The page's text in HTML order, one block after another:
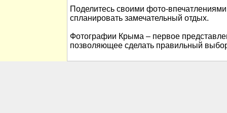
Поделитесь своими фото-
спланировать замечательный отдых.
Фотографии Крыма – первое
позволяющее сделать правильный